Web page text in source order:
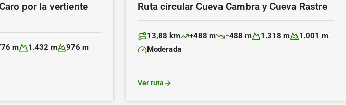
por la vertiente
negativo:
m
Altitud máxima:
1.432 m
Altitud mínima:
976 m
Ruta circular Cueva Cambra y Cueva Rastre
Distancia:
13,88 km
Desnivel positivo:
+488 m
Desnivel negativo:
−488 m
Altitud máxima:
1.318 m
Altitud mínima:
1.001 m
Dificultad:
Moderada
Ver ruta